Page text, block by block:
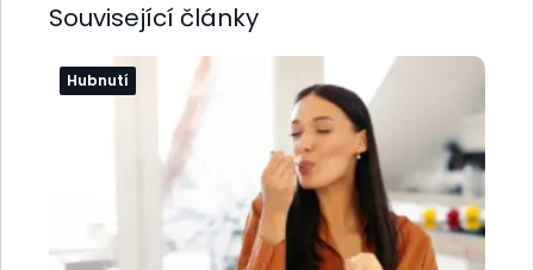
Související články
Hubnutí